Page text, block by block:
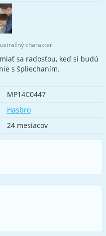
charakter.
sa radosťou, keď si budú
s špliechaním.
MP14C0447
Hasbro
24 mesiacov